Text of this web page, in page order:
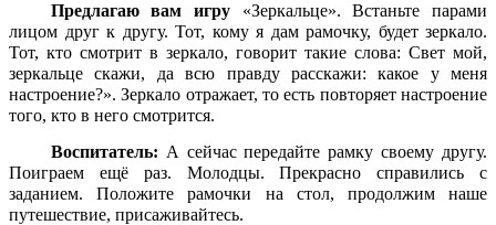
Предлагаю вам игру «Зеркальце». Встаньте парами
лицом друг к другу. Тот, кому я дам рамочку, будет зеркало.
Тот, кто смотрит в зеркало, говорит такие слова: Свет мой,
зеркальце скажи, да всю правду расскажи: какое у меня
настроение?». Зеркало отражает, то есть повторяет настроение
того, кто в него смотрится.
Воспитатель: А сейчас передайте рамку своему другу.
Поиграем ещё раз. Молодцы. Прекрасно справились с
заданием. Положите рамочки на стол, продолжим наше
путешествие, присаживайтесь.